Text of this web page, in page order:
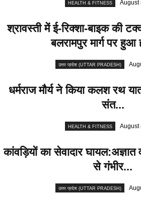
HEALTH & FITNESS August
श्रावस्ती में ई-रिक्शा-बाइक की
बलरामपुर मार्ग पर हुआ
उत्तर प्रदेश (UTTAR PRADESH)
धर्मराज मौर्य ने किया कलश रथ
संत...
HEALTH & FITNESS August
कांवड़ियों का सेवादार
से गंभीर...
उत्तर प्रदेश (UTTAR PRADESH)